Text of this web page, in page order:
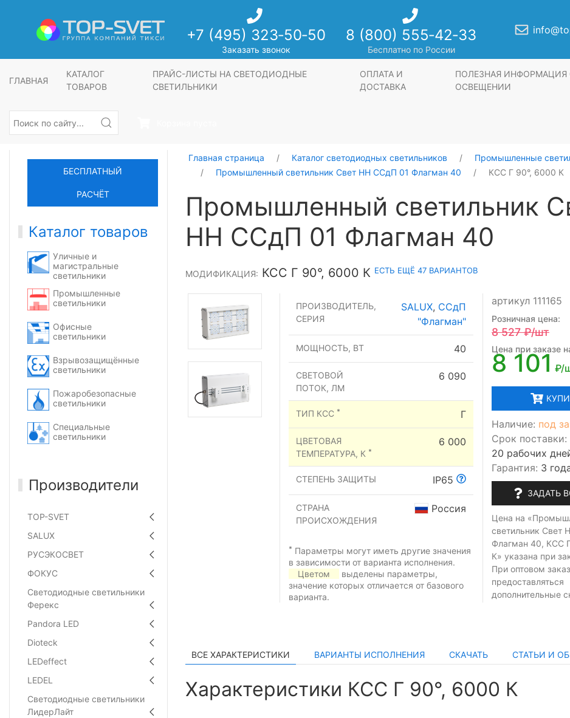
+7 (495) 323‑50‑50
Заказать звонок
8 (800) 555‑42‑33
Бесплатно по России
ГЛАВНАЯ
КАТАЛОГ
ТОВАРОВ
ПРАЙС-ЛИСТЫ НА СВЕТОДИОДНЫЕ
СВЕТИЛЬНИКИ
ОПЛАТА И
ДОСТАВКА
ПОЛЕЗНАЯ
ОСВЕЩЕНИИ
БЕСПЛАТНЫЙ
РАСЧЁТ
Каталог товаров
Уличные и
магистральные
светильники
Промышленные
светильники
Офисные
светильники
Взрывозащищённые
светильники
Пожаробезопасные
светильники
Специальные
светильники
Производители
TOP-SVET
SALUX
РУСЭКОСВЕТ
ФОКУС
Светодиодные светильники
Ферекс
Pandora LED
Dioteck
LEDeffect
LEDEL
Светодиодные светильники
ЛидерЛайт
Главная страница Каталог светодиодных светильников
Промышленные
Промышленный светильник Свет НН ССдП 01 Флагман 40
КСС Г 90°, 6000 К
Промышленный светильник
НН ССдП 01 Флагман 40
МОДИФИКАЦИЯ: КСС Г 90°, 6000 К ЕСТЬ ЕЩЁ 47 ВАРИАНТОВ
ПРОИЗВОДИТЕЛЬ,
СЕРИЯ
SALUX, ССдП
"Флагман"
МОЩНОСТЬ, ВТ 40
СВЕТОВОЙ
ПОТОК, ЛМ
6 090
ТИП КСС * Г
ЦВЕТОВАЯ
ТЕМПЕРАТУРА, К *
6 000
СТЕПЕНЬ ЗАЩИТЫ IP65
СТРАНА
ПРОИСХОЖДЕНИЯ
Россия
* Параметры могут иметь другие значения
в зависимости от варианта исполнения.
Цветом
выделены параметры,
значение которых отличается от базового
варианта.
артикул 111165
Розничная цена:
8 527₽/шт
Цена при заказе
8 101 ₽/
Наличие: под
Срок поставки:
20 рабочих
Гарантия: 3
ЗАДАТЬ
Цена на
светильник Свет
Флагман 40, КСС
К» указана при
При оптовом
предоставляться
дополнительные
ВСЕ ХАРАКТЕРИСТИКИ ВАРИАНТЫ ИСПОЛНЕНИЯ СКАЧАТЬ СТАТЬИ И
Характеристики КСС Г 90°, 6000 К